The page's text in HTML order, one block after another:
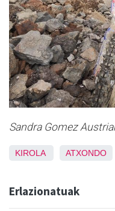
Sandra Gomez
KIROLA ATXONDO
Erlazionatuak